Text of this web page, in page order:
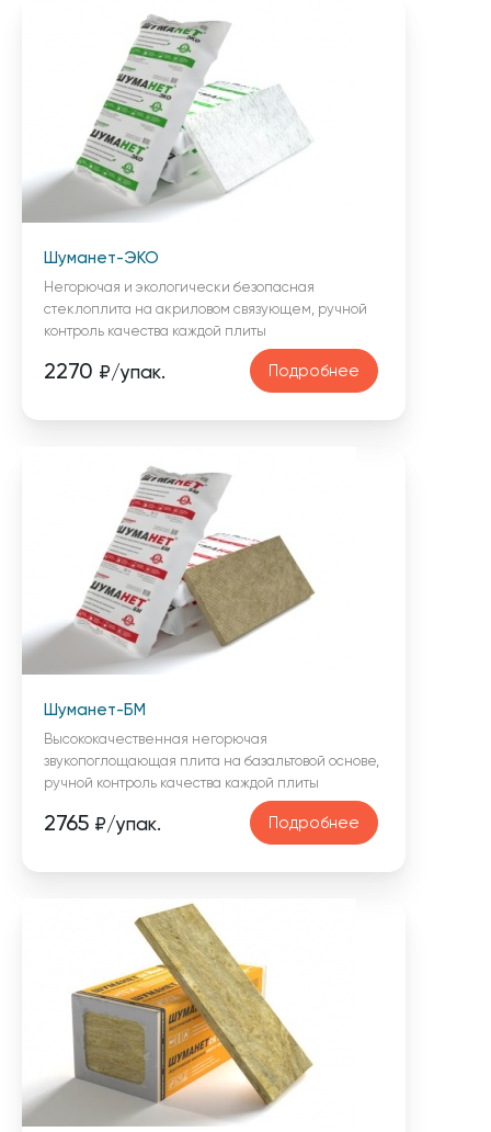
Шуманет-ЭКО
Негорючая и экологически безопасная
стеклоплита на акриловом связующем, ручной
контроль качества каждой плиты
2270 ₽/упак. Подробнее
Шуманет-БМ
Высококачественная негорючая
звукопоглощающая плита на базальтовой основе,
ручной контроль качества каждой плиты
2765 ₽/упак. Подробнее